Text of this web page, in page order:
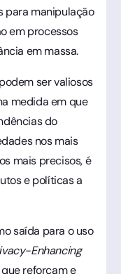
para manipulação
em processos
em massa.
ser valiosos
medida em que
do
nos mais
mais precisos, é
e políticas a
saída para o uso
Enhancing
reforçam e